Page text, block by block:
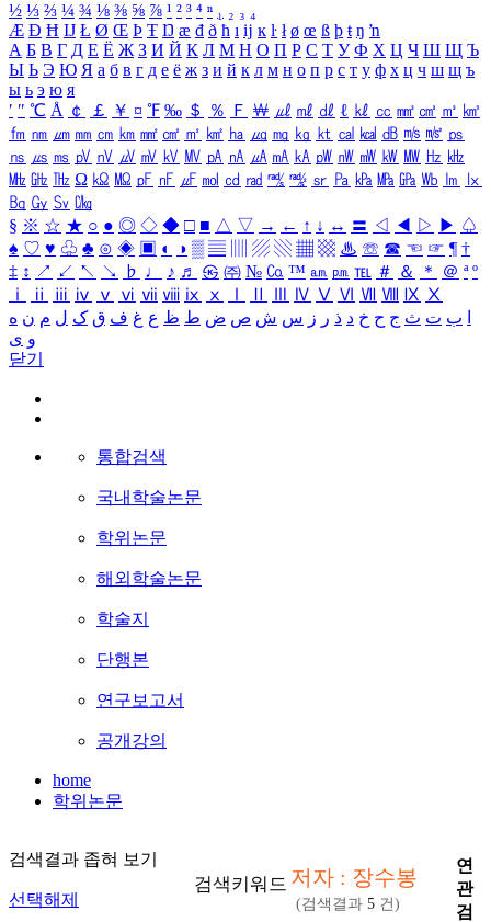
½ ⅓ ⅔ ¼ ¾ ⅛ ⅜ ⅝ ⅞ ¹ ² ³ ⁴ ⁿ ₁ ₂ ₃ ₄
Æ Ð Ħ Ĳ Ł Ø Œ Þ Ŧ Ŋ æ đ ð ħ ı ĳ ĸ ŀ ł ø œ ß þ ŧ ŋ ŉ
А Б В Г Д Е Ё Ж З И Й К Л М Н О П Р С Т У Ф Х Ц Ч Ш Щ Ъ
Ы Ь Э Ю Я а б в г д е ё ж з и й к л м н о п р с т у ф х ц ч ш щ ъ
ы ь э ю я
′ ″ ℃ Å ￠ ￡ ￥ ¤ ℉ ‰ ＄ ％ Ｆ ￦ ㎕ ㎖ ㎗ ℓ ㎘ ㏄ ㎣ ㎤ ㎥ ㎦
㎙ ㎚ ㎛ ㎜ ㎝ ㎞ ㎟ ㎠ ㎡ ㎢ ㏊ ㎍ ㎎ ㎏ ㏏ ㎈ ㎉ ㏈ ㎧ ㎨ ㎰
㎱ ㎲ ㎳ ㎴ ㎵ ㎶ ㎷ ㎸ ㎹ ㎀ ㎁ ㎂ ㎃ ㎄ ㎺ ㎻ ㎽ ㎾ ㎿ ㎐ ㎑
㎒ ㎓ ㎔ Ω ㏀ ㏁ ㎊ ㎋ ㎌ ㏖ ㏅ ㎭ ㎮ ㎯ ㏛ ㎩ ㎪ ㎫ ㎬ ㏝ ㏐
㏓
㏃ ㏉ ㏜ ㏆
§ ※ ☆ ★ ○ ● ◎ ◇ ◆ □ ■ △ ▽ → ← ↑ ↓ ↔ 〓 ◁ ◀ ▷ ▶ ♤
♠ ♡ ♥ ♧ ♣ ⊙ ◈ ▣ ◐ ◑ ▒ ▤ ▨ ▧ ▦ ▩ ♨ ☏ ☎ ☜ ☞ ¶ †
‡ ↕ ↗ ↙ ↖ ↘ ♭ ♩ ♪ ♬ ㉿ ㈜ № ㏇ ™ ㏂ ㏘ ℡ ＃ ＆ ＊ ＠ ª º
ⅰ
ⅱ ⅲ ⅳ ⅴ ⅵ ⅶ ⅷ ⅸ ⅹ Ⅳ Ⅴ Ⅵ Ⅶ Ⅷ Ⅸ Ⅹ
ب ت ث ج ح خ د ذ ر ز س ش ص ض ط ظ ع غ ف ق ک ل م ن ه
و ی
닫기
통합검색
국내학술논문
학위논문
해외학술논문
학술지
단행본
연구보고서
공개강의
home
학위논문
검색결과 좁혀 보기
선택해제
검색키워드 저자 : 장수봉
(검색결과 5 건)
연
관
검